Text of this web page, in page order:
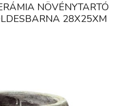
NÖVÉNYTARTÓ
28X25XM